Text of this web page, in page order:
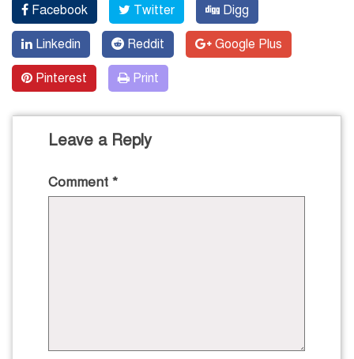
Facebook Twitter Digg
Linkedin Reddit Google Plus
Pinterest Print
Leave a Reply
Comment *